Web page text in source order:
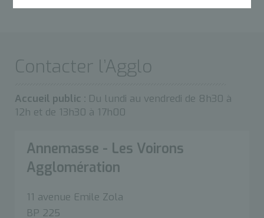
Contacter l’Agglo
Accueil public : Du lundi au vendredi de 8h30 à
12h et de 13h30 à 17h00
Annemasse - Les Voirons
Agglomération
11 avenue Emile Zola
BP 225